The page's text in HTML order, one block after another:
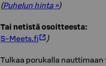
(Puhelun hinta »)
Tai netistä osoitteesta:
S-Meets.fi
)
Tulkaa porukalla